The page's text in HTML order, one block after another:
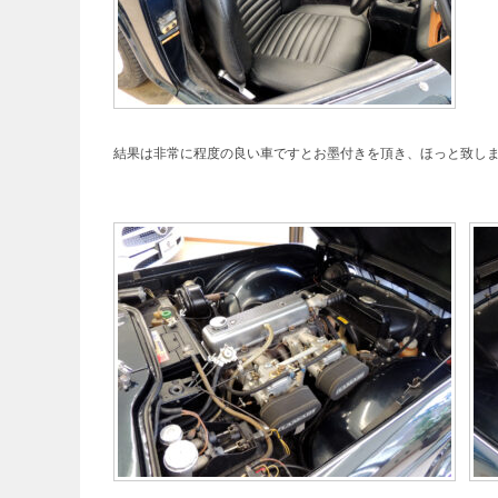
結果は非常に程度の良い車ですとお墨付きを頂き、ほっと致し